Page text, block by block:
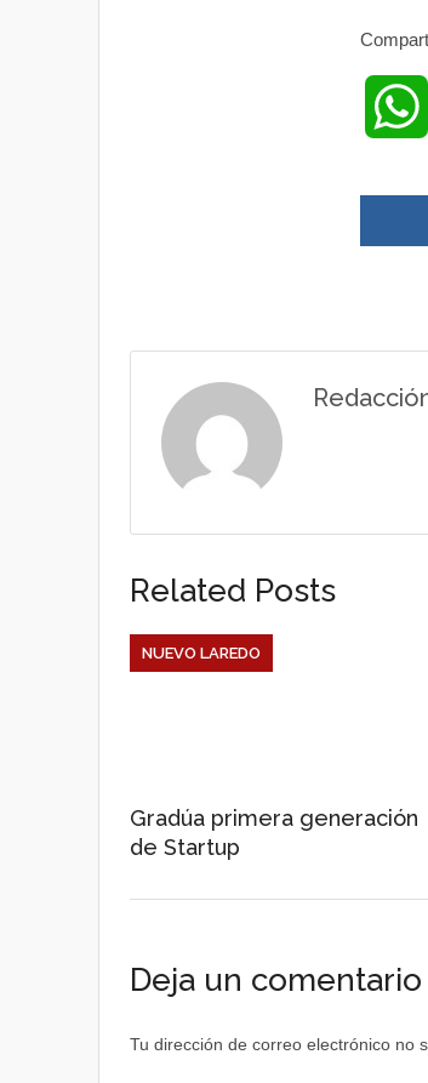
Related Posts
Gradúa primera generación
de Startup
NUEVO LAREDO
Deja un comentario
Tu dirección de correo electrónico no